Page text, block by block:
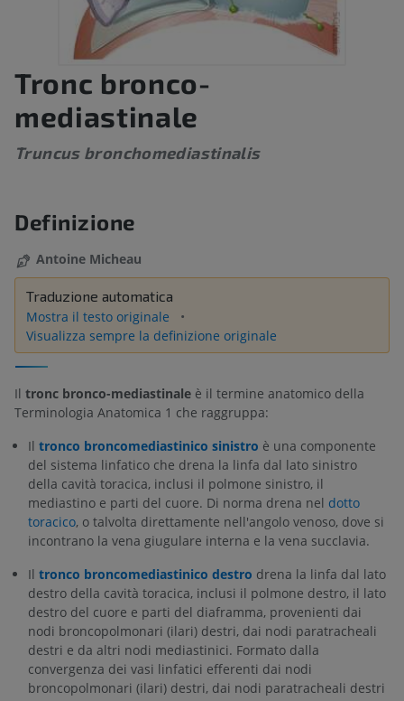
Tronc bronco-
mediastinale
Truncus bronchomediastinalis
Definizione
Antoine Micheau
Traduzione automatica
Mostra il testo originale
Visualizza sempre la definizione originale
Il tronc bronco-mediastinale è il termine anatomico della
Terminologia Anatomica 1 che raggruppa:
Il tronco broncomediastinico sinistro è una componente
del sistema linfatico che drena la linfa dal lato sinistro
della cavità toracica, inclusi il polmone sinistro, il
mediastino e parti del cuore. Di norma drena nel dotto
toracico, o talvolta direttamente nell'angolo venoso, dove si
incontrano la vena giugulare interna e la vena succlavia.
Il tronco broncomediastinico destro drena la linfa dal lato
destro della cavità toracica, inclusi il polmone destro, il lato
destro del cuore e parti del diaframma, provenienti dai
nodi broncopolmonari (ilari) destri, dai nodi paratracheali
destri e da altri nodi mediastinici. Formato dalla
convergenza dei vasi linfatici efferenti dai nodi
broncopolmonari (ilari) destri, dai nodi paratracheali destri